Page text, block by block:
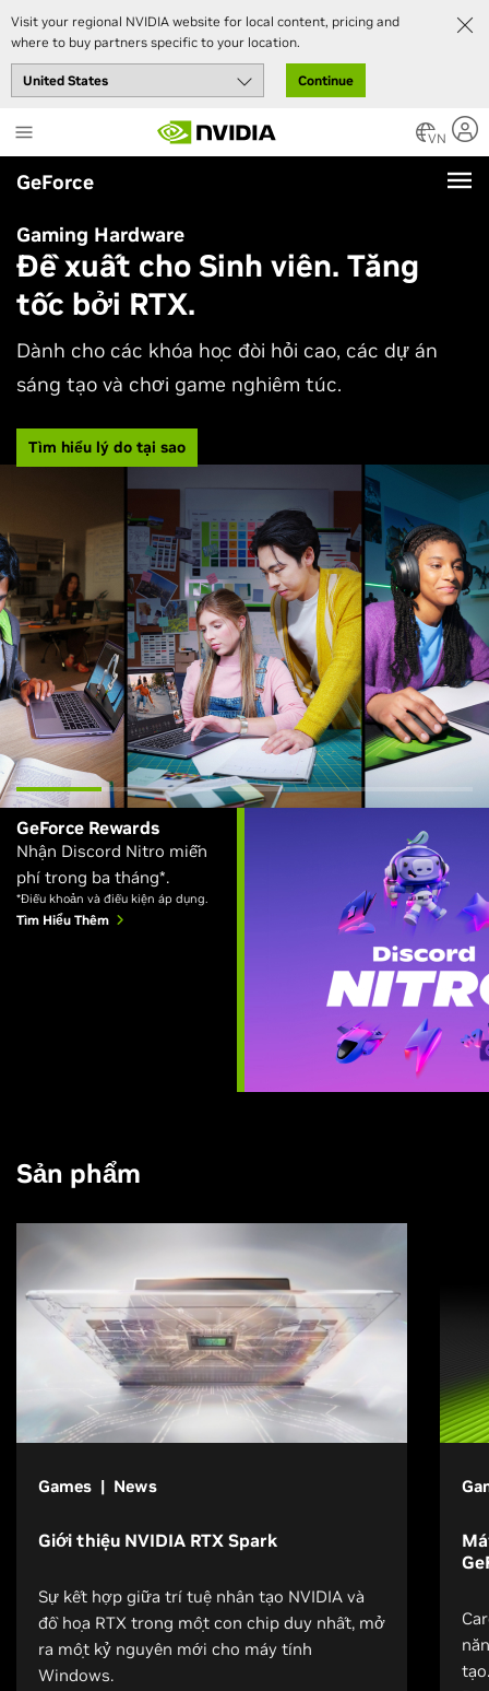
Visit your regional NVIDIA website for local content, pricing and
where to buy partners specific to your location.
Continue
to
main
content
VN
GeForce
Gaming Hardware
Đề xuất cho Sinh viên. Tăng
tốc bởi RTX.
Dành cho các khóa học đòi hỏi cao, các dự án
sáng tạo và chơi game nghiêm túc.
Tìm hiểu lý do tại sao
GeForce Rewards
Nhận Discord Nitro miễn
phí trong ba tháng*.
*Điều khoản và điều kiện áp dụng.
Tìm Hiểu Thêm
Sản phẩm
Games | News
Giới thiệu NVIDIA RTX Spark
Sự kết hợp giữa trí tuệ nhân tạo NVIDIA và
đồ họa RTX trong một con chip duy nhất, mở
ra một kỷ nguyên mới cho máy tính
Windows.